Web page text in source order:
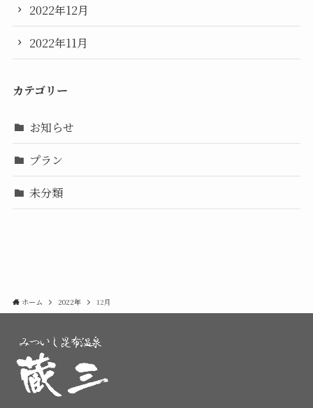
2022年12月
2022年11月
カテゴリー
お知らせ
プラン
未分類
ホーム 2022年 12月